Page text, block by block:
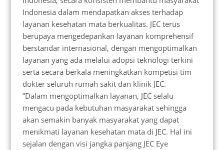
Indonesia dalam mendapatkan akses terhadap
layanan kesehatan mata berkualitas. JEC terus
berupaya mengedepankan layanan komprehensif
berstandar internasional, dengan mengoptimalkan
layanan yang ada melalui adopsi teknologi terkini
serta secara berkala meningkatkan kompetisi tim
dokter seluruh rumah sakit dan klinik JEC.
“Dalam mengoptimalkan layanan, JEC selalu
mengacu pada kebutuhan masyarakat sehingga
akan semakin banyak masyarakat yang dapat
menikmati layanan kesehatan mata di JEC. Hal ini
sejalan dengan visi jangka panjang JEC Eye